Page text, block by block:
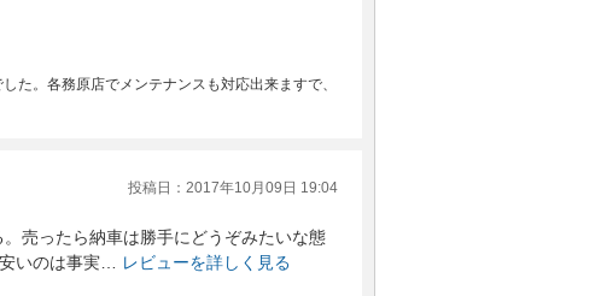
た。各務原店でメンテナンスも対応出来ますで、
投稿日：2017年10月09日 19:04
売ったら納車は勝手にどうぞみたいな態
いのは事実…
レビューを詳しく見る